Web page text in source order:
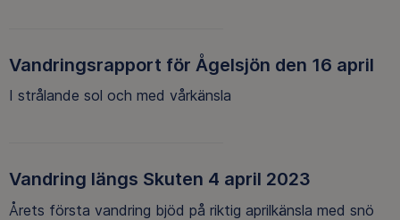
Vandringsrapport för Ågelsjön den 16 april
I strålande sol och med vårkänsla
Vandring längs Skuten 4 april 2023
Årets första vandring bjöd på riktig aprilkänsla med snö